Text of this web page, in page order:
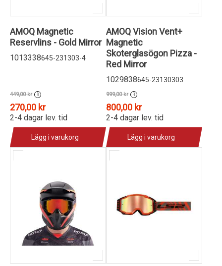
AMOQ Magnetic
Reservlins - Gold Mirror
1013338645-231303-4
449,00 kr i
270,00 kr
2-4 dagar lev. tid
Lägg i varukorg
AMOQ Vision Vent+
Magnetic
Skoterglasögon Pizza -
Red Mirror
1029838645-23130303
999,00 kr i
800,00 kr
2-4 dagar lev. tid
Lägg i varukorg